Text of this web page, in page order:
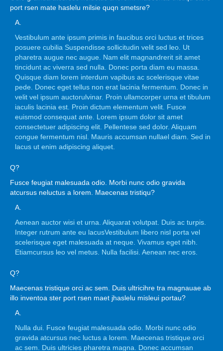
port rsen mate haslelu milsie quqn smetsre?
A.
Vestibulum ante ipsum primis in faucibus orci luctus et trices
posuere cubilia Suspendisse sollicitudin velit sed leo. Ut
pharetra augue nec augue. Nam elit magnandrerit sit amet
tincidunt ac viverra sed nulla. Donec porta diam eu massa.
Quisque diam lorem interdum vapibus ac scelerisque vitae
pede. Donec eget tellus non erat lacinia fermentum. Donec in
velit vel ipsum auctorulvinar. Proin ullamcorper urna et tibulum
iaculis lacinia est. Proin dictum elementum velit. Fusce
euismod consequat ante. Lorem ipsum dolor sit amet
consectetuer adipiscing elit. Pellentese sed dolor. Aliquam
congue fermentum nisl. Mauris accumsan nullael diam. Sed in
lacus ut enim adipiscing aliquet.
Q?
Fusce feugiat malesuada odio. Morbi nunc odio gravida
atcursus neluctus a lorem. Maecenas tristiqu?
A.
Aenean auctor wisi et urna. Aliquarat volutpat. Duis ac turpis.
Integer rutrum ante eu lacusVestibulum libero nisl porta vel
scelerisque eget malesuada at neque. Vivamus eget nibh.
Etiamcursus leo vel metus. Nulla facilisi. Aenean nec eros.
Q?
Maecenas tristique orci ac sem. Duis ultricihre tra magnauae ab
illo inventoa ster port rsen maet jhaslelu misleui portau?
A.
Nulla dui. Fusce feugiat malesuada odio. Morbi nunc odio
gravida atcursus nec luctus a lorem. Maecenas tristique orci
ac sem. Duis ultricies pharetra magna. Donec accumsan